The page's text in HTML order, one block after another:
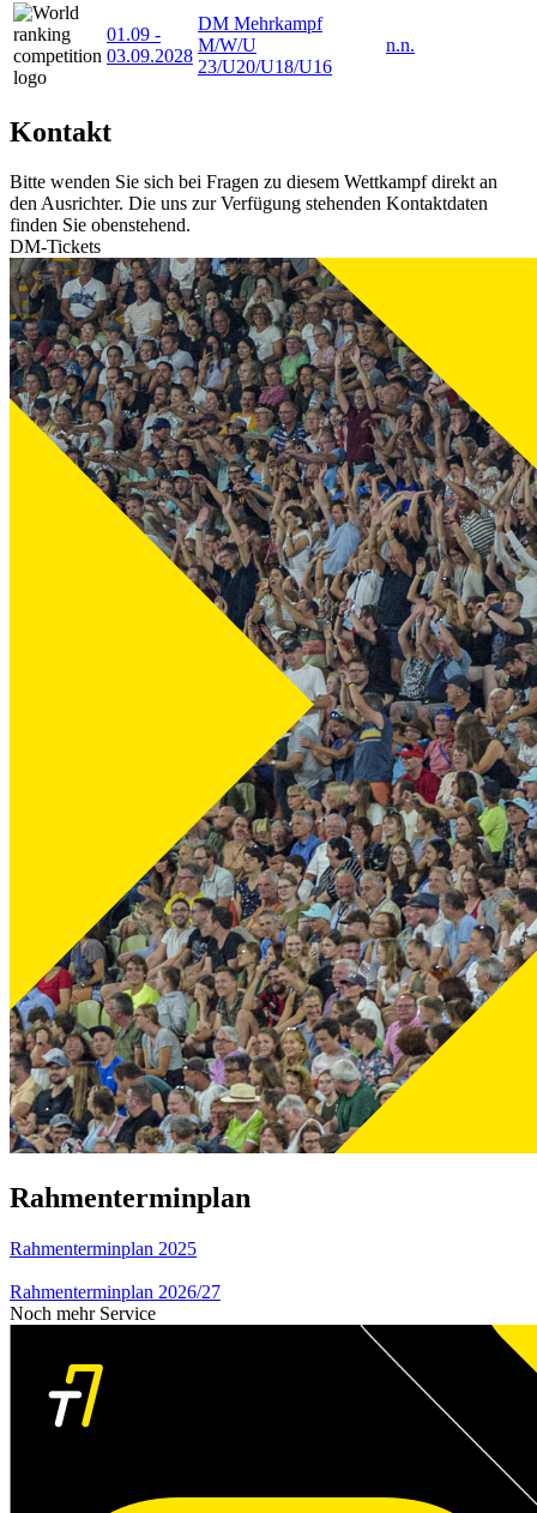
01.09 -
03.09.2028
DM Mehrkampf
M/W/U
23/U20/U18/U16
n.n.
Kontakt
Bitte wenden Sie sich bei Fragen zu diesem Wettkampf direkt an
den Ausrichter. Die uns zur Verfügung stehenden Kontaktdaten
finden Sie obenstehend.
DM-Tickets
Rahmenterminplan
Rahmenterminplan 2025
Rahmenterminplan 2026/27
Noch mehr Service